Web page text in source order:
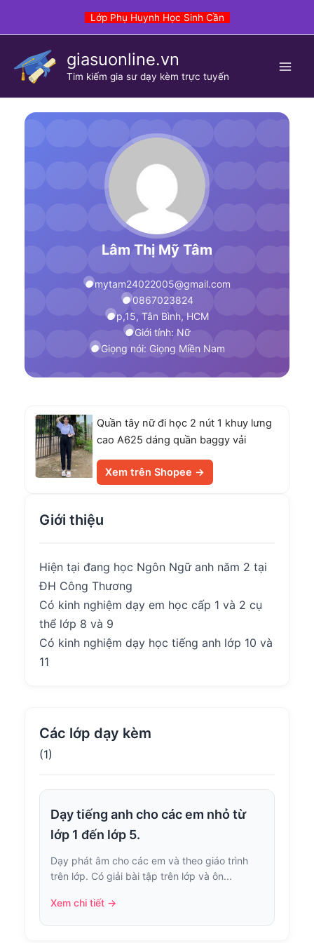
Lớp Phụ Huynh Học Sinh Cần
giasuonline.vn
Tim kiếm gia sư dạy kèm trực tuyến
Lâm Thị Mỹ Tâm
mytam24022005@gmail.com
0867023824
p,15, Tân Bình, HCM
Giới tính: Nữ
Giọng nói: Giọng Miền Nam
Quần tây nữ đi học 2 nút 1 khuy lưng
cao A625 dáng quần baggy vải
Xem trên Shopee →
Giới thiệu
Hiện tại đang học Ngôn Ngữ anh năm 2 tại
ĐH Công Thương
Có kinh nghiệm dạy em học cấp 1 và 2 cụ
thể lớp 8 và 9
Có kinh nghiệm dạy học tiếng anh lớp 10 và
11
Các lớp dạy kèm
(1)
Dạy tiếng anh cho các em nhỏ từ
lớp 1 đến lớp 5.
Dạy phát âm cho các em và theo giáo trình
trên lớp. Có giải bài tập trên lớp và ôn...
Xem chi tiết →